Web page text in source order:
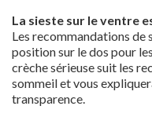
La sieste sur le ventre
Les recommandations
position sur le dos pour
crèche sérieuse suit les
sommeil et vous
transparence.